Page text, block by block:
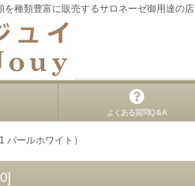
種類豊富に販売するサロネーゼ御用達の店
よくある質問Q＆A
パールホワイト）
]